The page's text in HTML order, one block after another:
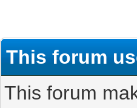
This forum
This forum